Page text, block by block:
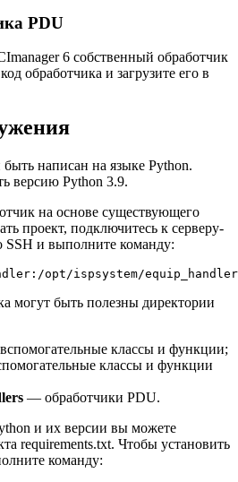
PDU
6 собственный обработчик
обработчика и загрузите его в
написан на языке Python.
версию Python 3.9.
на основе существующего
проект, подключитесь к серверу-
SSH и выполните команду:
opt/ispsystem/
могут быть полезны директории
классы и функции;
классы и функции
— обработчики PDU.
и их версии вы можете
requirements.txt. Чтобы установить
команду: